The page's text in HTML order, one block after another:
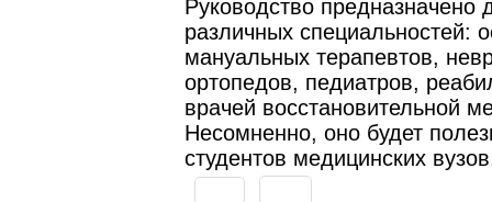
Руководство предназначено
различных специальностей:
мануальных терапевтов,
ортопедов, педиатров,
врачей восстановительной
Несомненно, оно будет
студентов медицинских